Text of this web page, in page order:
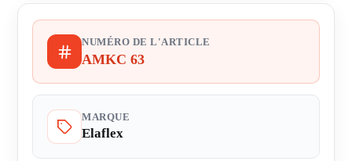
NUMÉRO DE L'ARTICLE
AMKC 63
MARQUE
Elaflex